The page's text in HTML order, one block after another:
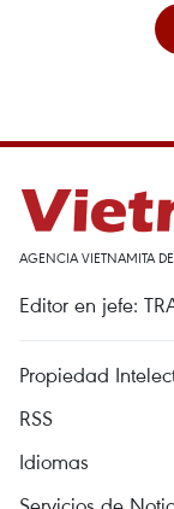
AGENCIA VIETNAMITA
Editor en jefe:
Propiedad
RSS
Idiomas